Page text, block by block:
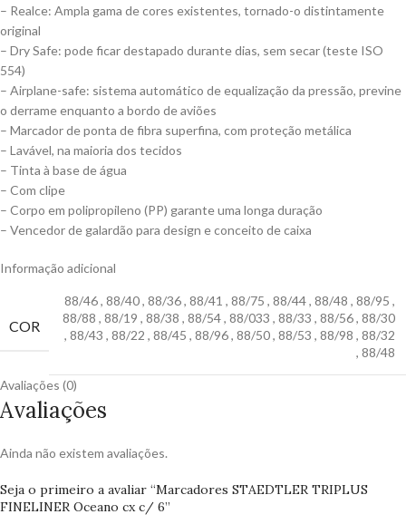
– Realce: Ampla gama de cores existentes, tornado-o distintamente
original
– Dry Safe: pode ficar destapado durante dias, sem secar (teste ISO
554)
– Airplane-safe: sistema automático de equalização da pressão, previne
o derrame enquanto a bordo de aviões
– Marcador de ponta de fibra superfina, com proteção metálica
– Lavável, na maioria dos tecidos
– Tinta à base de água
– Com clipe
– Corpo em polipropileno (PP) garante uma longa duração
– Vencedor de galardão para design e conceito de caixa
Informação adicional
COR
88/46, 88/40, 88/36, 88/41 , 88/75 , 88/44, 88/48 , 88/95 ,
88/88 , 88/19 , 88/38 , 88/54, 88/033 , 88/33 , 88/56, 88/30
, 88/43 , 88/22 , 88/45 , 88/96, 88/50, 88/53 , 88/98 , 88/32
, 88/48
Avaliações (0)
Avaliações
Ainda não existem avaliações.
Seja o primeiro a avaliar “Marcadores STAEDTLER TRIPLUS
FINELINER Oceano cx c/ 6”